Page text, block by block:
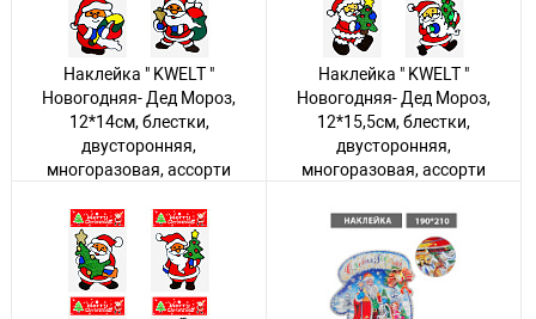
Наклейка " KWELT "
Новогодняя- Дед Мороз,
12*14см, блестки,
двусторонняя,
многоразовая, ассорти
выбора дизайна), пакет,
европодвес
Авторизуйтесь, чтобы
увидеть цену
594 товара
Наклейка " KWELT "
Новогодняя- Дед Мороз,
12*15,5см, блестки,
двусторонняя,
многоразовая, ассорти
выбора дизайна), пакет,
европодвес
Авторизуйтесь, чтобы
увидеть цену
1248 товаров